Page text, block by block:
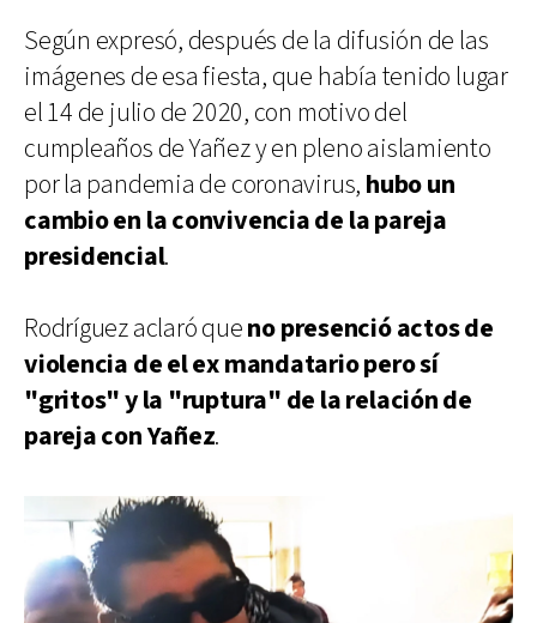
Según expresó, después de la difusión de las
imágenes de esa fiesta, que había tenido lugar
el 14 de julio de 2020, con motivo del
cumpleaños de Yañez y en pleno aislamiento
por la pandemia de coronavirus, hubo un
cambio en la convivencia de la pareja
presidencial.
Rodríguez aclaró queno presenció actos de
violencia de el ex mandatario pero sí
"gritos" y la "ruptura" de la relación de
pareja con Yañez.